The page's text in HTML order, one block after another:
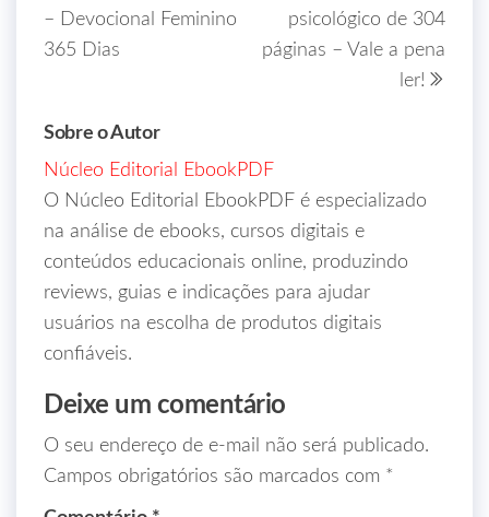
– Devocional Feminino
365 Dias
psicológico de 304
páginas – Vale a pena
ler!
Sobre o Autor
Núcleo Editorial EbookPDF
O Núcleo Editorial EbookPDF é especializado
na análise de ebooks, cursos digitais e
conteúdos educacionais online, produzindo
reviews, guias e indicações para ajudar
usuários na escolha de produtos digitais
confiáveis.
Deixe um comentário
O seu endereço de e-mail não será publicado.
Campos obrigatórios são marcados com *